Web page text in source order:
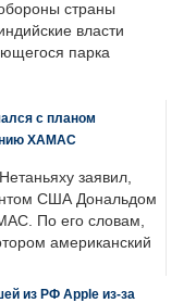
страны
власти
парка
с планом
ХАМАС
заявил,
США Дональдом
По его словам,
американский
из РФ Apple из-за